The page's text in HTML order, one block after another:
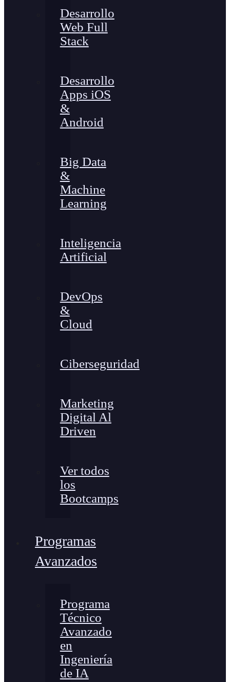
Desarrollo
Web Full
Stack
Desarrollo
Apps iOS
&
Android
Big Data
&
Machine
Learning
Inteligencia
Artificial
DevOps
&
Cloud
Ciberseguridad
Marketing
Digital Al
Driven
Ver todos
los
Bootcamps
Programas
Avanzados
Programa
Técnico
Avanzado
en
Ingeniería
de IA